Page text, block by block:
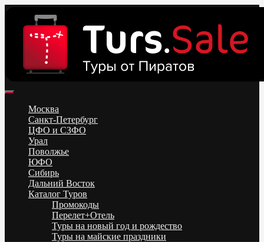
content
Низкие цены на путевки 3-7-10 ночей все включено, отдых на
море. Распродажа экскурсионных и горнолыжных туров.
Обновление каждый день. Официальный сайт Тур Сейл
Москва
Санкт-Петербург
ЦФО и СЗФО
Урал
Поволжье
ЮФО
Сибирь
Дальний Восток
Каталог Туров
Промокоды
Перелет+Отель
Туры на новый год и рождество
Туры на майские праздники